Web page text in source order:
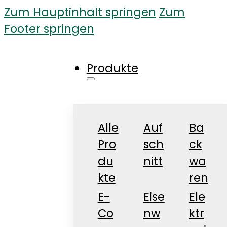
Zum Hauptinhalt springen Zum
Footer springen
Produkte
Alle
Pro
du
kte
Auf
sch
nitt
Ba
ck
wa
ren
E-
Co
Eise
nw
Ele
ktr